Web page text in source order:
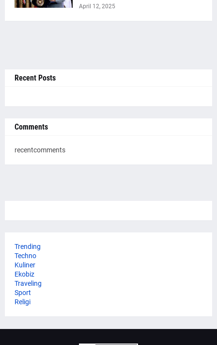
April 12, 2025
Recent Posts
Comments
recentcomments
Trending
Techno
Kuliner
Ekobiz
Traveling
Sport
Religi